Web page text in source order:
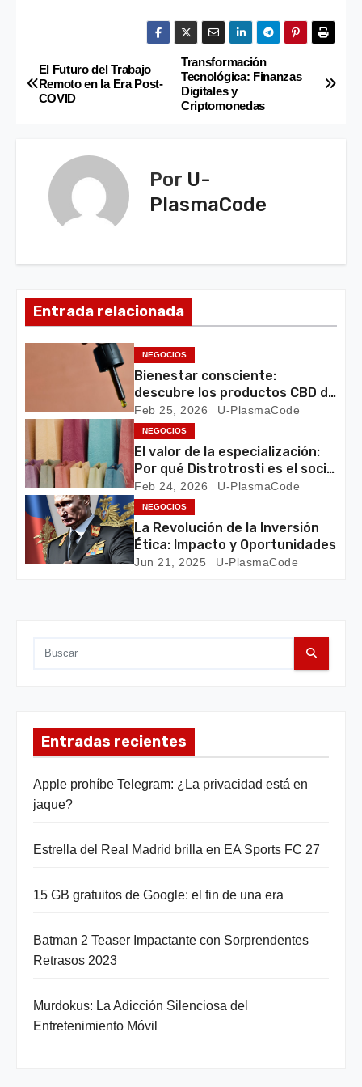
N
a
c
ó
d
e
e
n
t
Transformación
Tecnológica: Finanzas
Digitales y
Criptomonedas
El Futuro del Trabajo
Remoto en la Era Post-
COVID
Por U-
PlasmaCode
Entrada relacionada
NEGOCIOS
Bienestar consciente:
descubre los productos CBD de
Prime Store SM
Feb 25, 2026 U-PlasmaCode
NEGOCIOS
El valor de la especialización:
Por qué Distrotrosti es el socio
técnico que tu negocio
necesita
Feb 24, 2026 U-PlasmaCode
NEGOCIOS
La Revolución de la Inversión
Ética: Impacto y Oportunidades
Jun 21, 2025 U-PlasmaCode
Entradas recientes
Apple prohíbe Telegram: ¿La privacidad está en
jaque?
Estrella del Real Madrid brilla en EA Sports FC 27
15 GB gratuitos de Google: el fin de una era
Batman 2 Teaser Impactante con Sorprendentes
Retrasos 2023
Murdokus: La Adicción Silenciosa del
Entretenimiento Móvil